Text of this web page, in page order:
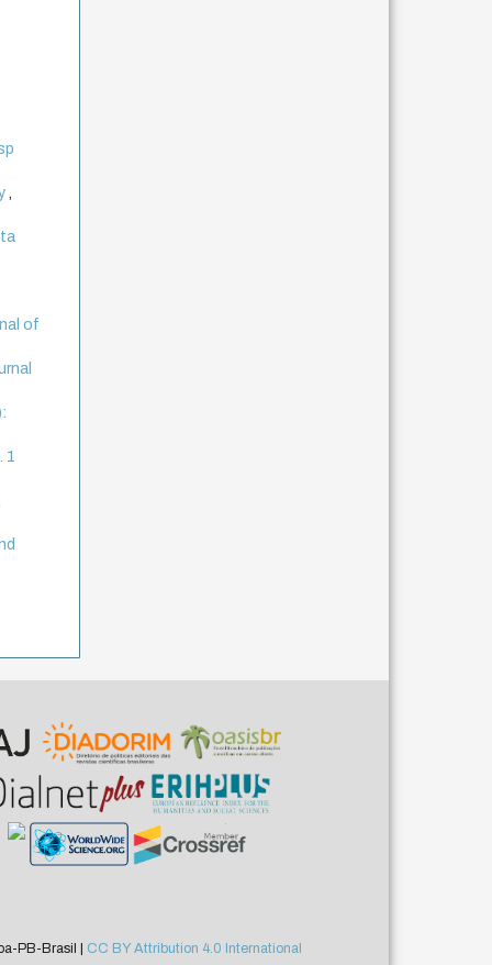
of
1
PB-Brasil | CC BY Attribution 4.0 International